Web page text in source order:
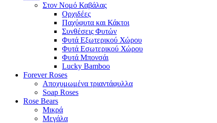
Στον Νομό Καβάλας
Ορχιδέες
Παχύφυτα και Κάκτοι
Συνθέσεις Φυτών
Φυτά Εξωτερικού Χώρου
Φυτά Εσωτερικού Χώρου
Φυτά Μπονσάι
Lucky Bamboo
Forever Roses
Αποχυμωμένα τριαντάφυλλα
Soap Roses
Rose Βears
Μικρά
Μεγάλα